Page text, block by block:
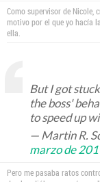
Como supervisor de Nicole,
motivo por el que yo hacía
ella.
But I got
the boss'
to speed up
— Martin R.
marzo de
Pero me pasaba ratos